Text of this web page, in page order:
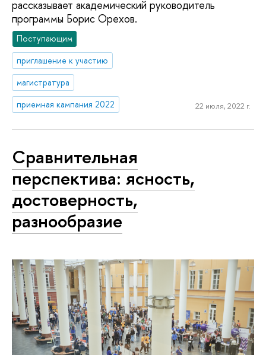
рассказывает академический руководитель
программы Борис Орехов.
Поступающим
приглашение к участию
магистратура
приемная кампания 2022
22 июля, 2022 г.
Сравнительная
перспектива: ясность,
достоверность,
разнообразие